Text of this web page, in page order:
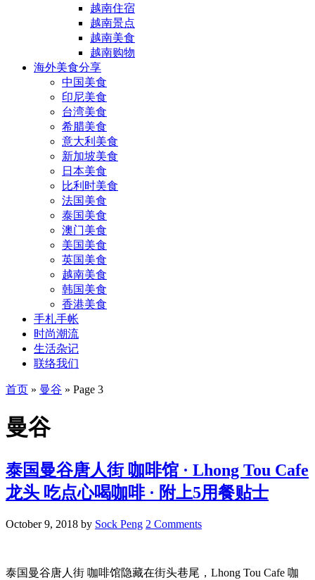
越南住宿
越南景点
越南美食
越南购物
海外美食分享
中国美食
印尼美食
台湾美食
希腊美食
意大利美食
新加坡美食
日本美食
比利时美食
法国美食
泰国美食
澳门美食
美国美食
英国美食
越南美食
韩国美食
香港美食
手札手帐
时尚潮流
生活杂记
联络我们
首页 » 曼谷 » Page 3
曼谷
泰国曼谷唐人街 咖啡馆 · Lhong Tou Cafe
龙头 吃点心喝咖啡 · 附上5用餐贴士
October 9, 2018 by Sock Peng 2 Comments
泰国曼谷唐人街 咖啡馆隐藏在街头巷尾，Lhong Tou Cafe 咖